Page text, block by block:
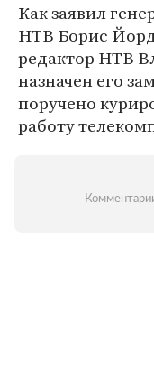
Как заявил
НТВ Борис
редактор НТВ
назначен его
поручено
работу